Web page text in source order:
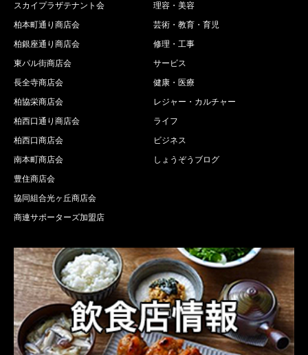
スカイプラザテナント会
柏本町通り商店会
柏銀座通り商店会
東パル街商店会
長全寺商店会
柏協栄商店会
柏西口通り商店会
柏西口商店会
南本町商店会
豊住商店会
協同組合光ヶ丘商店会
商連サポーターズ加盟店
理容・美容
芸術・教育・育児
修理・工事
サービス
健康・医療
レジャー・カルチャー
ライフ
ビジネス
しょうぞうブログ